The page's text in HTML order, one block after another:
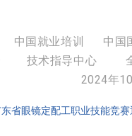
国就业培训 中国国
技术指导中心 全
年10月
省眼镜定配工职业技能竞赛